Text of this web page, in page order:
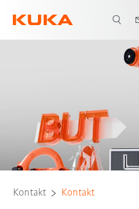
Kontakt Kontakt